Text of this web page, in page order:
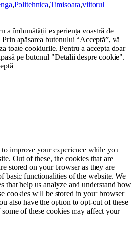
,Politehnica,Timisoara,viitorul
a îmbunătății experiența voastră de
apăsarea butonului “Acceptă”, vă
toate cookiurile. Pentru a accepta doar
pe butonul "Detalii despre cookie".
to improve your experience while you
Out of these, the cookies that are
stored on your browser as they are
basic functionalities of the website. We
that help us analyze and understand how
cookies will be stored in your browser
also have the option to opt-out of these
of these cookies may affect your